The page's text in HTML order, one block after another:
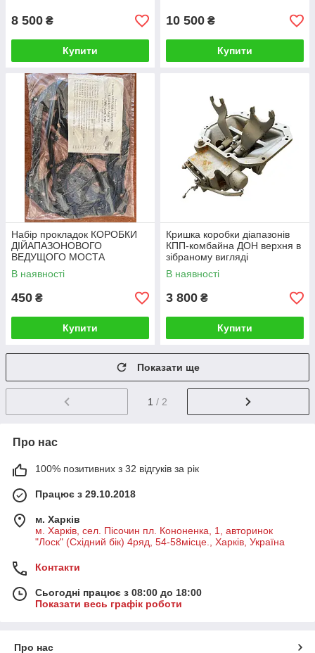
8 500 ₴
Купити
10 500 ₴
Купити
Набір прокладок КОРОБКИ
ДІЙАПАЗОНОВОГО
ВЕДУЩОГО МОСТА
комбайна ДОН-1200,
ДОН-1500 З РЕДУКТОРОМ
В наявності
450 ₴
Купити
Кришка коробки діапазонів
КПП-комбайна ДОН верхня в
зібраному вигляді
В наявності
3 800 ₴
Купити
Показати ще
1 / 2
Про нас
100% позитивних з 32 відгуків за рік
Працює з 29.10.2018
м. Харків
м. Харків, сел. Пісочин пл. Кононенка, 1, авторинок
"Лоск" (Східний бік) 4ряд, 54-58місце., Харків, Україна
Контакти
Сьогодні працює з 08:00 до 18:00
Показати весь графік роботи
Про нас